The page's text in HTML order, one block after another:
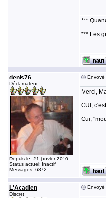
***
*** Les
denis76
Déclamateur
Depuis le: 21 janvier 2010
Status actuel: Inactif
Messages: 6872
Envoyé
Merci,
OUI,
Oui,
L'Acadien
Discret
Envoyé